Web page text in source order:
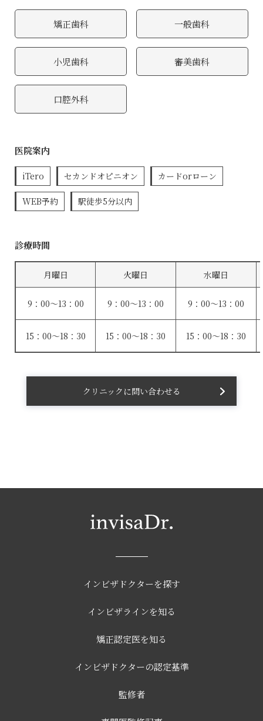
矯正歯科 一般歯科
小児歯科 審美歯科
口腔外科
医院案内
iTero セカンドオピニオン カードorローン
WEB予約 駅徒歩5分以内
診療時間
月曜日 火曜日 水曜日
9：00〜13：00 9：00〜13：00 9：00〜13：00
15：00〜18：30 15：00〜18：30 15：00〜18：30
クリニックに問い合わせる
インビザドクターを探す
インビザラインを知る
矯正認定医を知る
インビザドクターの認定基準
監修者